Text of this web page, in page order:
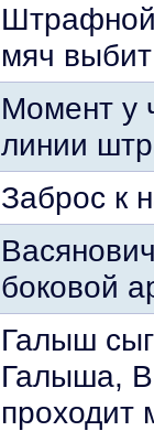
мяч
Момент у
линии
Заброс к
боковой
Галыш
Галыша,
проходит